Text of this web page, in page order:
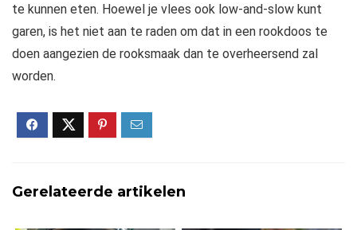
te kunnen eten. Hoewel je vlees ook low-and-slow kunt
garen, is het niet aan te raden om dat in een rookdoos te
doen aangezien de rooksmaak dan te overheersend zal
worden.
Gerelateerde artikelen